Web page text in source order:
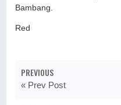
Bambang.
Red
PREVIOUS
« Prev Post